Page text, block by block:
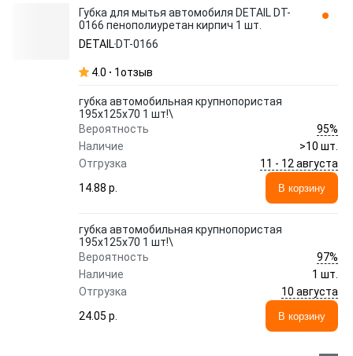
Губка для мытья автомобиля DETAIL DT-
0166 пенополиуретан кирпич 1 шт.
DETAIL DT-0166
4.0 1отзыв
губка автомобильная крупнопористая
195х125х70 1 шт!\
Вероятность
95%
Наличие
>10 шт.
Отгрузка
11 - 12 августа
14.88 p.
В корзину
губка автомобильная крупнопористая
195х125х70 1 шт!\
Вероятность
97%
Наличие
1 шт.
Отгрузка
10 августа
24.05 p.
В корзину